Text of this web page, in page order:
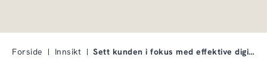
Forside Innsikt Sett kunden i fokus med effektive digitale verktøy